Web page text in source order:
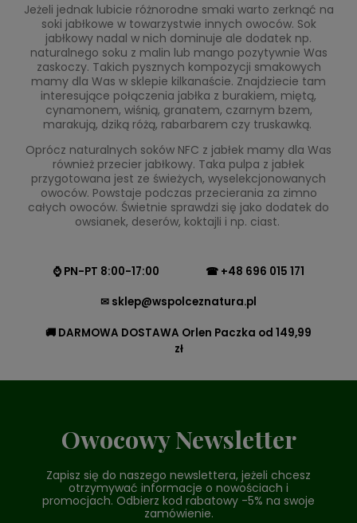
Jeżeli jednak lubicie różnorodne smaki warto zerknąć na
soki jabłkowe w towarzystwie innych owoców. Sok
jabłkowy nadal w nich dominuje ale dodatek np.
naturalnego soku z malin lub mango pozytywnie Was
zaskoczy. Takich pysznych kompozycji smakowych
mamy dla Was w sklepie kilkanaście. Znajdziecie tam
interesujące połączenia jabłka z burakiem, miętą,
cynamonem, wiśnią, granatem, czarnym bzem,
marakują, dziką różą, rabarbarem czy truskawką.
Oprócz naturalnych soków NFC z jabłek mamy dla Was
również przecier jabłkowy. Taka pulpa z jabłek
przygotowana jest ze świeżych, wyselekcjonowanych
owoców. Powstaje podczas przecierania za zimno
całych owoców. Świetnie sprawdzi się jako dodatek do
owsianek, deserów, koktajli i np. ciast.
⌚ PN-PT 8:00-17:00 ☎ +48 696 015 171
✉ sklep@wspolceznatura.pl
🚚 DARMOWA DOSTAWA Orlen Paczka od 149,99
zł
Owocowy Newsletter
Zapisz się do naszego newslettera, jeżeli chcesz
otrzymywać informacje o nowościach i
promocjach. Odbierz kod rabatowy -5% na swoje
zamówienie.